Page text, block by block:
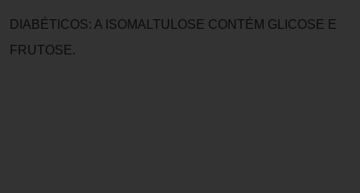
DIABÉTICOS: A ISOMALTULOSE CONTÉM GLICOSE E
FRUTOSE.